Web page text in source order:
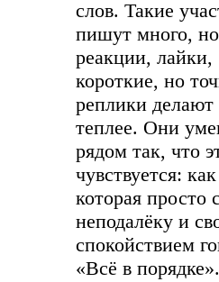
слов. Такие
пишут много,
реакции, лайки,
короткие, но
реплики
теплее. Они
рядом так, что
чувствуется:
которая просто
неподалёку и
спокойствием
«Всё в порядке».